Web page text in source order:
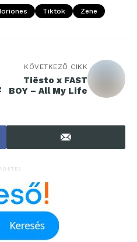
Tiktok Zene
KÖVETKEZŐ CIKK
Tiësto x FAST
BOY – All My Life